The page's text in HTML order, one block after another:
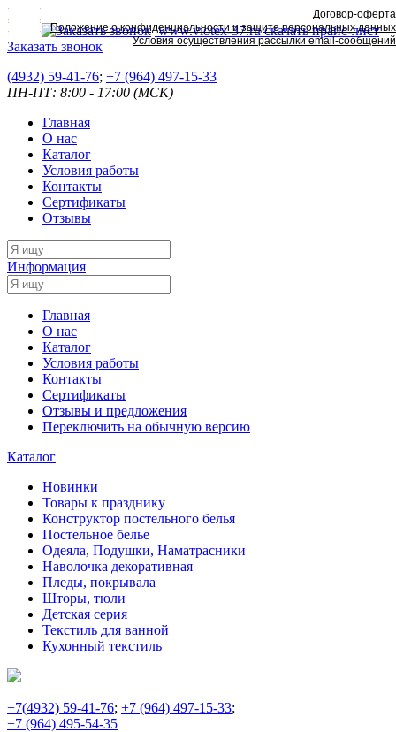
www.viotex-37.ruскачать прайс-лист
Заказать звонок
(4932) 59-41-76; +7 (964) 497-15-33
ПН-ПТ: 8:00 - 17:00 (МСК)
Главная
О нас
Каталог
Условия работы
Контакты
Сертификаты
Отзывы
Информация
Главная
О нас
Каталог
Условия работы
Контакты
Сертификаты
Отзывы и предложения
Переключить на обычную версию
Каталог
Новинки
Товары к празднику
Конструктор постельного белья
Постельное белье
Одеяла, Подушки, Наматрасники
Наволочка декоративная
Пледы, покрывала
Шторы, тюли
Детская серия
Текстиль для ванной
Кухонный текстиль
+7(4932) 59-41-76; +7 (964) 497-15-33;
+7 (964) 495-54-35
Договор-оферта
Положение о конфиденциальности и защите персональных данных
Условия осуществления рассылки email-сообщений